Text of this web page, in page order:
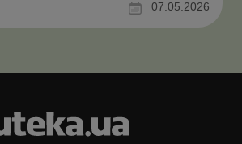
працівників на сезонні
штрафні санкції за порушення
обліку в
07.05.2026